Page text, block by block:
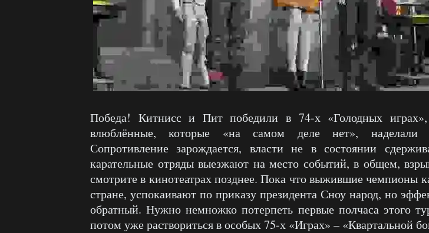
Победа! Китнисс и Пит победили в 74-х «Голодных
влюблённые, которые «на самом деле нет», наделали
Сопротивление зарождается, власти не в состоянии
карательные отряды выезжают на место событий, в общем,
смотрите в кинотеатрах позднее. Пока что выжившие чемпионы
стране, успокаивают по приказу президента Сноу народ, но
обратный. Нужно немножко потерпеть первые полчаса этого
потом уже раствориться в особых 75-х «Играх» – «Квартальной